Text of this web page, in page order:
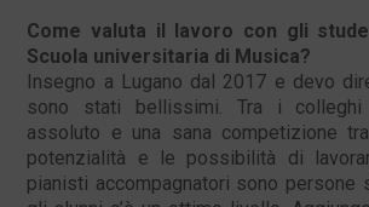
Come valuta il lavoro con gli
Scuola universitaria di Musica?
Insegno a Lugano dal 2017 e devo
sono stati bellissimi. Tra i colleghi
assoluto e una sana competizione
potenzialità e le possibilità di
pianisti accompagnatori sono persone